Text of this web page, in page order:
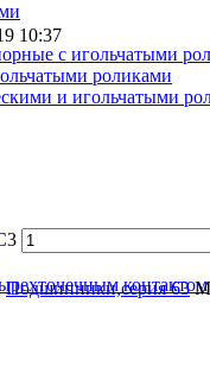
с игольчатыми
роликами
и игольчатыми
контактом
10:37
Подшипники,серия 63